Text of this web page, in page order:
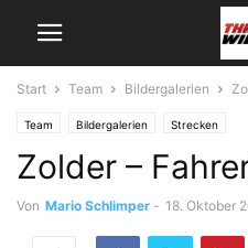
Start Team Bildergalerien
Team Bildergalerien Strecken
Zolder –
Von Mario Schlimper - 18. Oktober